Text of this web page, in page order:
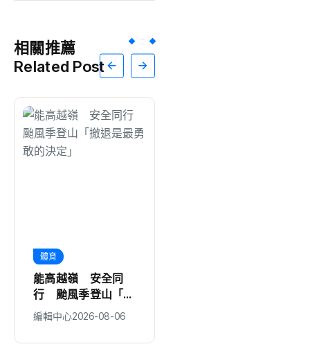
相關推薦
Related Post
體育
能高越嶺 安全同
行 颱風季登山「撤
退是最勇敢的決定」
編輯中心2026-08-06